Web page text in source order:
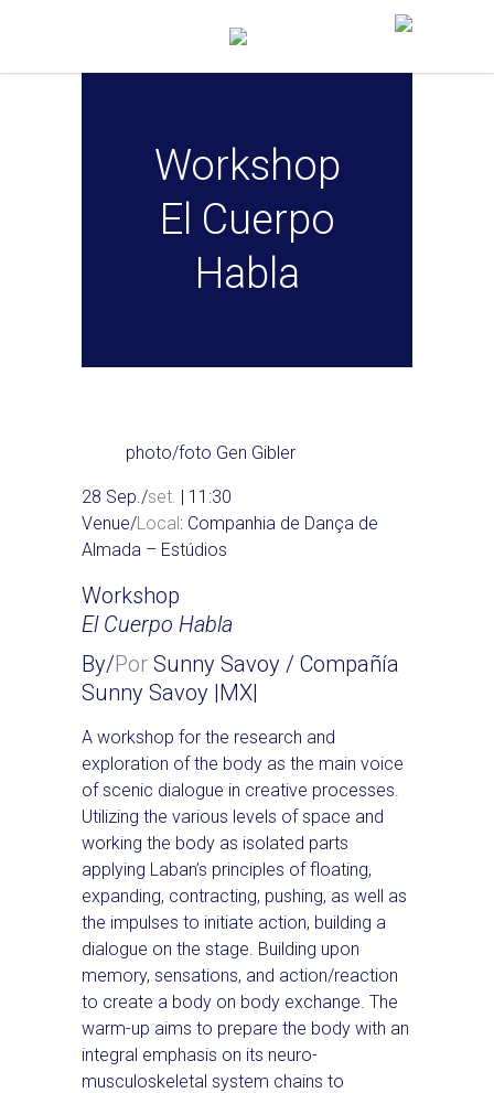
Workshop
El Cuerpo
Habla
photo/foto Gen Gibler
28 Sep./set. | 11:30
Venue/Local: Companhia de Dança de
Almada – Estúdios
Workshop
El Cuerpo Habla
By/Por Sunny Savoy / Compañía
Sunny Savoy |MX|
A workshop for the research and
exploration of the body as the main voice
of scenic dialogue in creative processes.
Utilizing the various levels of space and
working the body as isolated parts
applying Laban’s principles of floating,
expanding, contracting, pushing, as well as
the impulses to initiate action, building a
dialogue on the stage. Building upon
memory, sensations, and action/reaction
to create a body on body exchange. The
warm-up aims to prepare the body with an
integral emphasis on its neuro-
musculoskeletal system chains to